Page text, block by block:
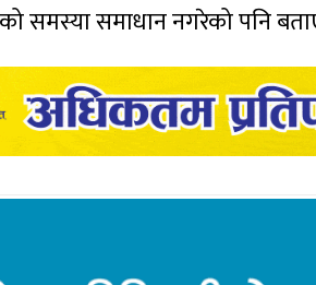
समस्या समाधान नगरेको पनि